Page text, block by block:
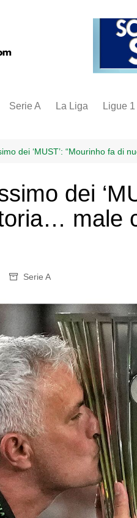
Serie A La Liga Ligue 1
dei ‘MUST’: “Mourinho fa di
dei
male
Serie A